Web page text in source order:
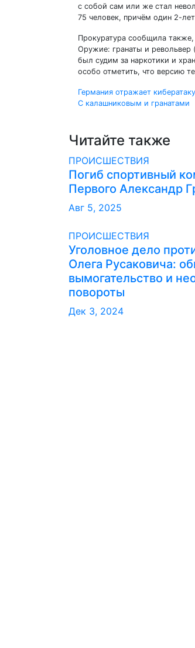
с собой сам или же стал
75 человек, причём один 2-
Прокуратура сообщила
Оружие: гранаты и револьвер
был судим за наркотики и
особо отметить, что версию
Навигация
записям
Германия отражает кибератаку
С калашниковым и гранатами
Читайте также
ПРОИСШЕСТВИЯ
Погиб спортивный
Первого Александр
Авг 5, 2025
ПРОИСШЕСТВИЯ
Уголовное дело
Олега Русаковича:
вымогательство и
повороты
Дек 3, 2024